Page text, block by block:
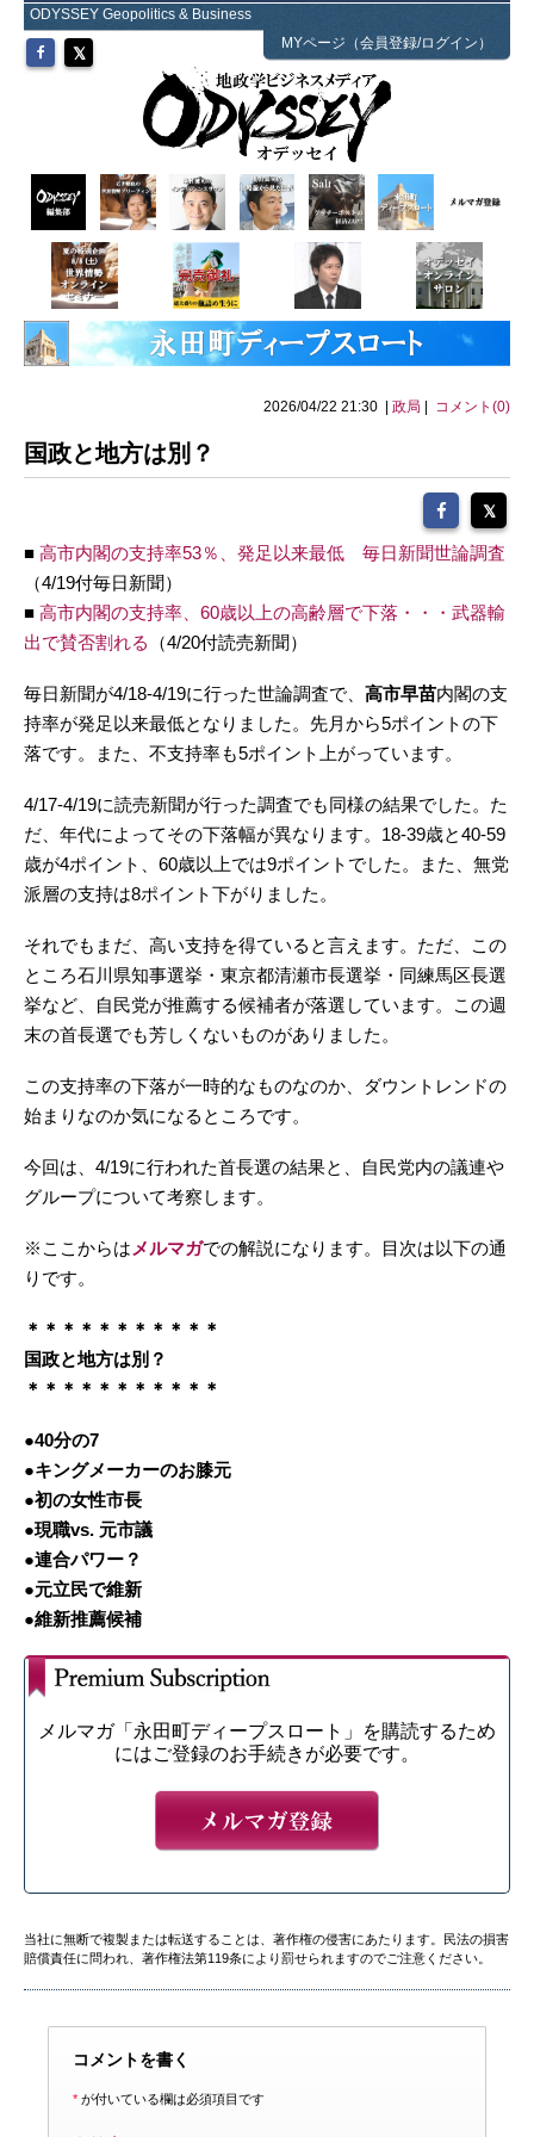
ODYSSEY Geopolitics & Business
MYページ（会員登録/ログイン）
2026/04/22 21:30 | 政局 コメント(0)
国政と地方は別？
■ 高市内閣の支持率53％、発足以来最低 毎日新聞世論調査
（4/19付毎日新聞）
■ 高市内閣の支持率、60歳以上の高齢層で下落・・・武器輸
出で賛否割れる
（4/20付読売新聞）
毎日新聞が4/18-4/19に行った世論調査で、 高市早苗内閣の支
持率が発足以来最低となりました。先月から5ポイントの下
落です。また、不支持率も5ポイント上がっています。
4/17-4/19に読売新聞が行った調査でも同様の結果でした。た
だ、年代によってその下落幅が異なります。18-39歳と40-59
歳が4ポイント、60歳以上では9ポイントでした。また、無党
派層の支持は8ポイント下がりました。
それでもまだ、高い支持を得ていると言えます。ただ、この
ところ石川県知事選挙・東京都清瀬市長選挙・同練馬区長選
挙など、自民党が推薦する候補者が落選しています。この週
末の首長選でも芳しくないものがありました。
この支持率の下落が一時的なものなのか、ダウントレンドの
始まりなのか気になるところです。
今回は、4/19に行われた首長選の結果と、自民党内の議連や
グループについて考察します。
※ここからは メルマガでの解説になります。目次は以下の通
りです。
＊＊＊＊＊＊＊＊＊＊＊
国政と地方は別？
＊＊＊＊＊＊＊＊＊＊＊
●40分の7
●キングメーカーのお膝元
●初の女性市長
●現職vs. 元市議
●連合パワー？
●元立民で維新
●維新推薦候補
メルマガ「永田町ディープスロート」を購読するため
にはご登録のお手続きが必要です。
当社に無断で複製または転送することは、著作権の侵害にあたります。民法の損害
賠償責任に問われ、著作権法第119条により罰せられますのでご注意ください。
コメントを書く
* が付いている欄は必須項目です